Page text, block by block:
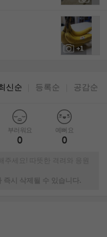
+1
신순 등록순 공감순
부러워요
0
예뻐요
0
세요! 따뜻한 격려와 응원
즉시 삭제될 수 있습니다.